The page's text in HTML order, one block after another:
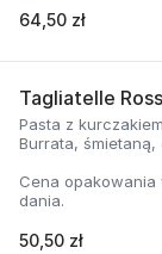
64,50 zł
Tagliatelle
Pasta z
Burrata,
Cena opakowania
dania.
50,50 zł